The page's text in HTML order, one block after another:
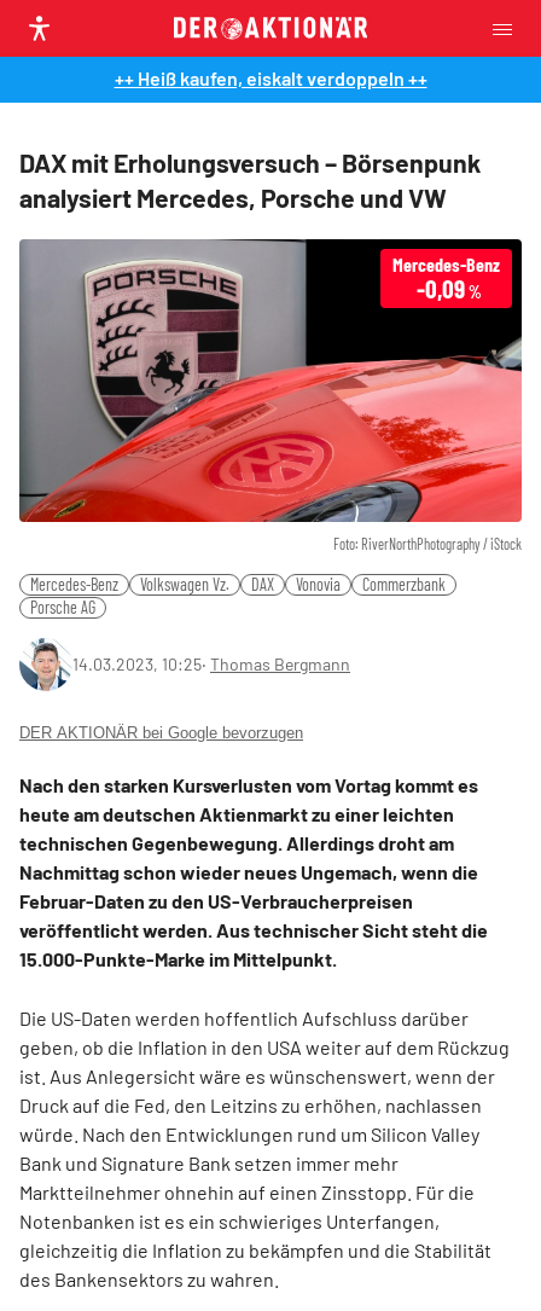
++ Heiß kaufen, eiskalt verdoppeln ++
DAX mit Erholungsversuch – Börsenpunk
analysiert Mercedes, Porsche und VW
Foto: RiverNorthPhotography / iStock
Mercedes-Benz
-0,09 %
Mercedes-Benz Volkswagen Vz. DAX Vonovia
Commerzbank
Porsche AG
14.03.2023, 10:25‧ Thomas Bergmann
DER AKTIONÄR bei Google bevorzugen
Nach den starken Kursverlusten vom Vortag kommt es
heute am deutschen Aktienmarkt zu einer leichten
technischen Gegenbewegung. Allerdings droht am
Nachmittag schon wieder neues Ungemach, wenn die
Februar-Daten zu den US-Verbraucherpreisen
veröffentlicht werden. Aus technischer Sicht steht die
15.000-Punkte-Marke im Mittelpunkt.
Die US-Daten werden hoffentlich Aufschluss darüber
geben, ob die Inflation in den USA weiter auf dem Rückzug
ist. Aus Anlegersicht wäre es wünschenswert, wenn der
Druck auf die Fed, den Leitzins zu erhöhen, nachlassen
würde. Nach den Entwicklungen rund um Silicon Valley
Bank und Signature Bank setzen immer mehr
Marktteilnehmer ohnehin auf einen Zinsstopp. Für die
Notenbanken ist es ein schwieriges Unterfangen,
gleichzeitig die Inflation zu bekämpfen und die Stabilität
des Bankensektors zu wahren.